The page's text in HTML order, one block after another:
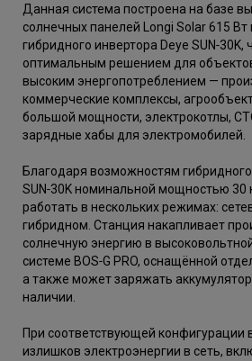
Данная система построена на базе
солнечных панелей Longi Solar 615 Вт
гибридного инвертора Deye SUN‑30K,
оптимальным решением для
высоким энергопотреблением —
коммерческие комплексы,
большой мощности, электрокотлы,
зарядные хабы для электромобилей.
Благодаря возможностям
SUN‑30K номинальной мощностью 30
работать в нескольких режимах:
гибридном. Станция накапливает
солнечную энергию в
системе BOS‑G PRO, оснащённой
а также может заряжать
наличии.
При соответствующей
излишков электроэнергии в сеть,